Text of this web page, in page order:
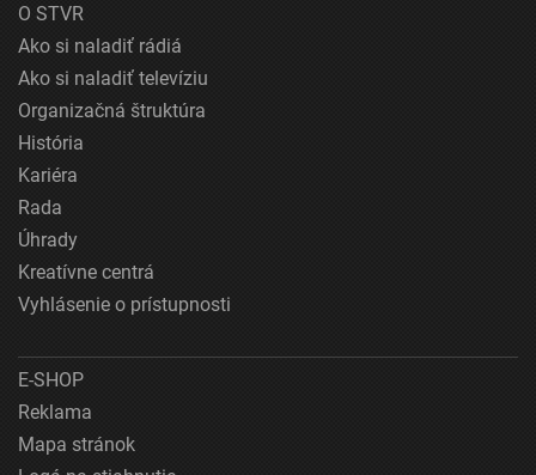
O STVR
Ako si naladiť rádiá
Ako si naladiť televíziu
Organizačná štruktúra
História
Kariéra
Rada
Úhrady
Kreatívne centrá
Vyhlásenie o prístupnosti
E-SHOP
Reklama
Mapa stránok